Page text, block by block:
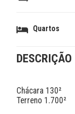
Quartos
DESCRIÇÃO
Chácara 130²
Terreno 1.700²